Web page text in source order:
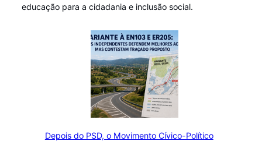
educação para a cidadania e inclusão social.
Depois do PSD, o Movimento Cívico-Político